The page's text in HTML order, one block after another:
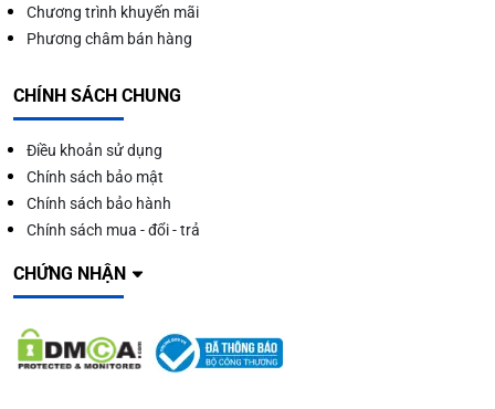
Chương trình khuyến mãi
Phương châm bán hàng
CHÍNH SÁCH CHUNG
Điều khoản sử dụng
Chính sách bảo mật
Chính sách bảo hành
Chính sách mua - đổi - trả
CHỨNG NHẬN